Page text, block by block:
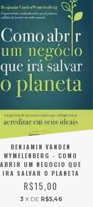
BENJAMIN VANDEN
WYMELENBERG - COMO
ABRIR UM NEGOCIO QUE
IRA SALVAR O PLANETA
R$15,00
3 X DE R$5,46